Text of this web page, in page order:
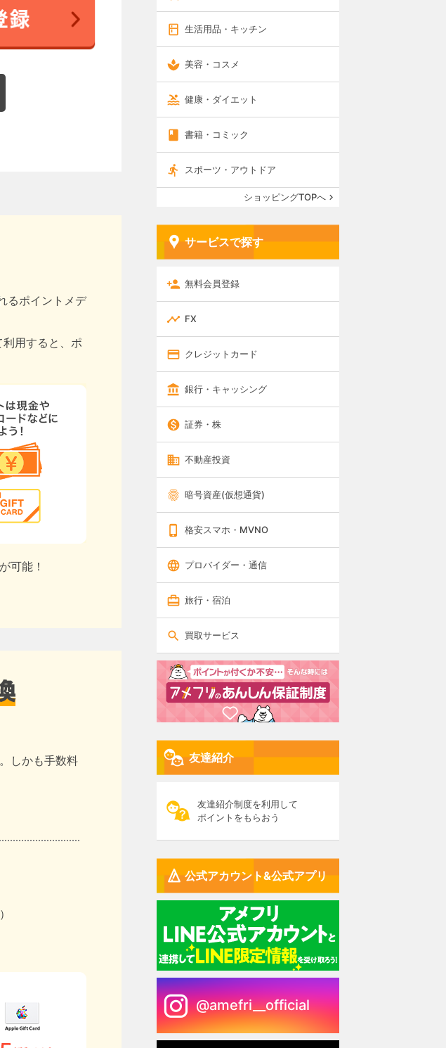
るポイントメデ
用すると、ポ
可能！
しかも手数料
生活用品・キッチン
美容・コスメ
健康・ダイエット
書籍・コミック
スポーツ・アウトドア
ショッピングTOPへ
サービスで探す
無料会員登録
FX
クレジットカード
銀行・キャッシング
証券・株
不動産投資
暗号資産(仮想通貨)
格安スマホ・MVNO
プロバイダー・通信
旅行・宿泊
買取サービス
友達紹介
友達紹介制度を利用して
ポイントをもらおう
公式アカウント&公式アプリ
@amefri__official